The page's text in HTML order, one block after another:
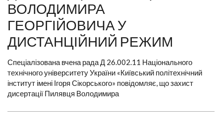
ВОЛОДИМИРА
ГЕОРГІЙОВИЧА У
ДИСТАНЦІЙНИЙ РЕЖИМ
Спеціалізована вчена рада Д 26.002.11 Національного
технічного університету України «Київський політехнічний
інститут імені Ігоря Сікорського» повідомляє, що захист
дисертації Пилявця Володимира